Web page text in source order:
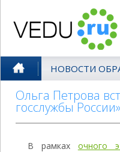
НОВОСТИ
Ольга Петрова
госслужбы России»
В рамках очного